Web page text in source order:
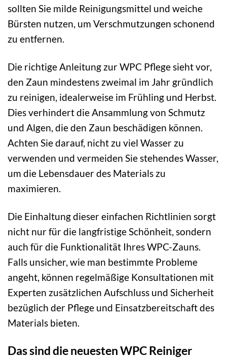
sollten Sie milde Reinigungsmittel und weiche
Bürsten nutzen, um Verschmutzungen schonend
zu entfernen.
Die richtige Anleitung zur WPC Pflege sieht vor,
den Zaun mindestens zweimal im Jahr gründlich
zu reinigen, idealerweise im Frühling und Herbst.
Dies verhindert die Ansammlung von Schmutz
und Algen, die den Zaun beschädigen können.
Achten Sie darauf, nicht zu viel Wasser zu
verwenden und vermeiden Sie stehendes Wasser,
um die Lebensdauer des Materials zu
maximieren.
Die Einhaltung dieser einfachen Richtlinien sorgt
nicht nur für die langfristige Schönheit, sondern
auch für die Funktionalität Ihres WPC-Zauns.
Falls unsicher, wie man bestimmte Probleme
angeht, können regelmäßige Konsultationen mit
Experten zusätzlichen Aufschluss und Sicherheit
bezüglich der Pflege und Einsatzbereitschaft des
Materials bieten.
Das sind die neuesten WPC Reiniger